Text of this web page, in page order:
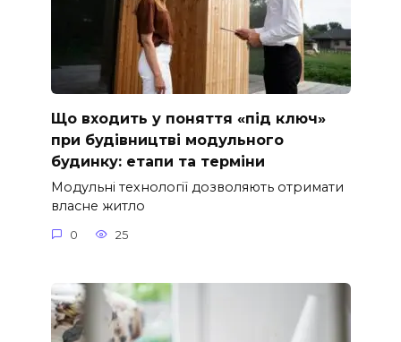
Що входить у поняття «під ключ»
при будівництві модульного
будинку: етапи та терміни
Модульні технології дозволяють отримати
власне житло
0 25